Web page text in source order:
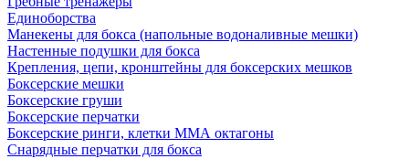
Единоборства
Манекены для бокса (напольные водоналивные мешки)
Настенные подушки для бокса
Крепления, цепи, кронштейны для боксерских мешков
Боксерские мешки
Боксерские груши
Боксерские перчатки
Боксерские ринги, клетки ММА октагоны
Снарядные перчатки для бокса